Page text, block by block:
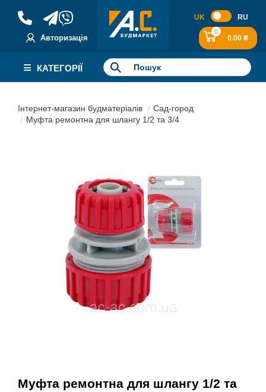
Авторизація
UK RU
0
0.00 ₴
КАТЕГОРІЇ
Інтернет-магазин будматеріалів
Сад-город
Муфта ремонтна для шлангу 1/2 та 3/4
Муфта ремонтна для шлангу 1/2 та